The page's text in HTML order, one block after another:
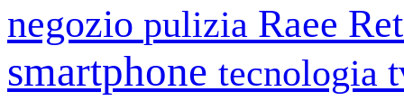
negozio pulizia Raee
smartphone tecnologia